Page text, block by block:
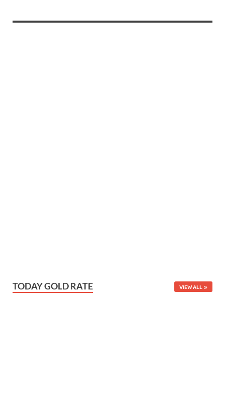
TODAY GOLD RATE VIEW ALL